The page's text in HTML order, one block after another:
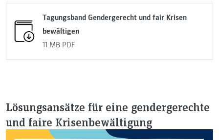
Tagungsband Gendergerecht und fair Krisen
bewältigen
11 MB PDF
Lösungsansätze für eine gendergerechte
und faire Krisenbewältigung